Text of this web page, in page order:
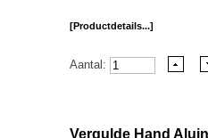
[Productdetails...]
Aantal:
Vergulde Hand